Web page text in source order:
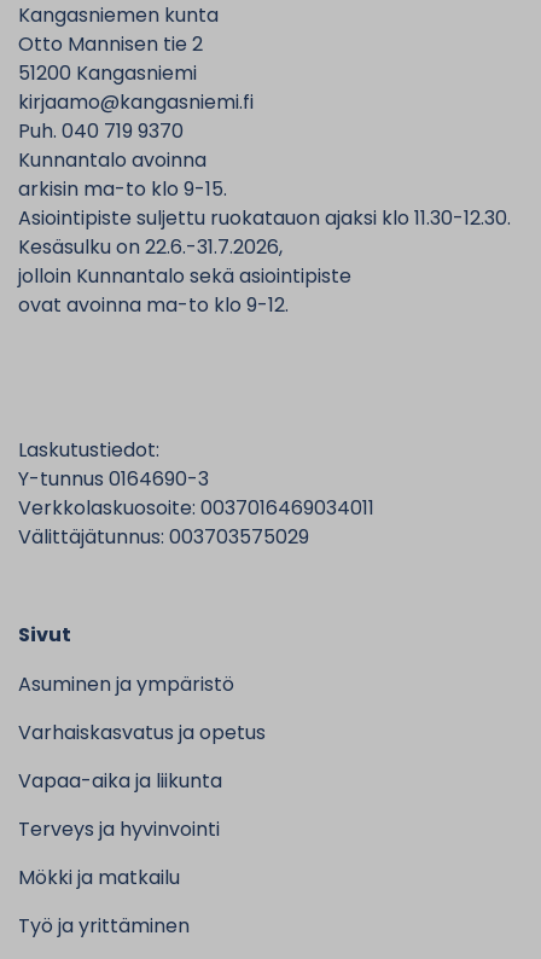
Kangasniemen kunta
Otto Mannisen tie 2
51200 Kangasniemi
kirjaamo@kangasniemi.fi
Puh. 040 719 9370
Kunnantalo avoinna
arkisin ma-to klo 9-15.
Asiointipiste suljettu ruokatauon ajaksi klo 11.30-12.30.
Kesäsulku on 22.6.-31.7.2026,
jolloin Kunnantalo sekä asiointipiste
ovat avoinna ma-to klo 9-12.
Laskutustiedot:
Y-tunnus 0164690-3
Verkkolaskuosoite: 0037016469034011
Välittäjätunnus: 003703575029
Sivut
Asuminen ja ympäristö
Varhaiskasvatus ja opetus
Vapaa-aika ja liikunta
Terveys ja hyvinvointi
Mökki ja matkailu
Työ ja yrittäminen